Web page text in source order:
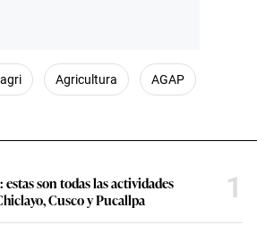
Agricultura AGAP
son todas las actividades
Cusco y Pucallpa
1